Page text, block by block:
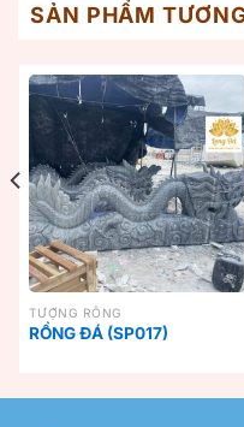
SẢN PHẨM
TƯỢNG RỒNG
RỒNG ĐÁ (SP017)